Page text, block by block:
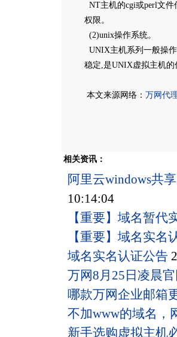
NT主机的cgi或perl文
权限。
(2)unix操作系统。
UNIX主机系列一般操
稳定,是UNIX虚拟主机
本文来源网络： 万网代
相关资讯：
阿里云windows共
10:14:04
【重要】域名暂代
【重要】域名实名
域名实名认证公告
万网8月25日凌晨
哪款万网企业邮箱
不加www的域名，
新手选购虚拟主机